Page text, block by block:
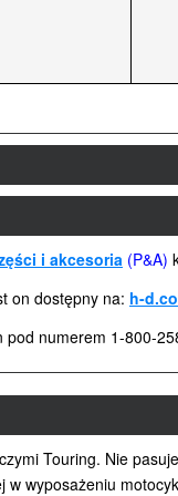
i akcesoria (P&A)
on dostępny na: h-
numerem 1-800-
Touring. Nie
w wyposażeniu